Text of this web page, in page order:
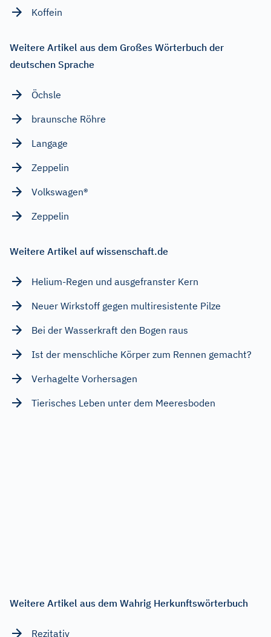
Koffein
Weitere Artikel aus dem Großes Wörterbuch der
deutschen Sprache
Öchsle
braunsche Röhre
Langage
Zeppelin
Volkswagen®
Zeppelin
Weitere Artikel auf wissenschaft.de
Helium-Regen und ausgefranster Kern
Neuer Wirkstoff gegen multiresistente Pilze
Bei der Wasserkraft den Bogen raus
Ist der menschliche Körper zum Rennen gemacht?
Verhagelte Vorhersagen
Tierisches Leben unter dem Meeresboden
Weitere Artikel aus dem Wahrig Herkunftswörterbuch
Rezitativ